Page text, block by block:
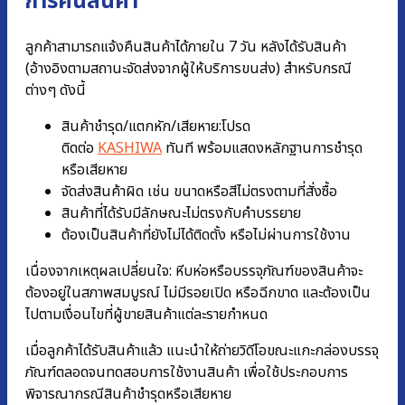
ลูกค้าสามารถแจ้งคืนสินค้าได้ภายใน 7 วัน หลังได้รับสินค้า
(อ้างอิงตามสถานะจัดส่งจากผู้ให้บริการขนส่ง) สำหรับกรณี
ต่างๆ ดังนี้
สินค้าชำรุด/แตกหัก/เสียหาย:โปรด
ติดต่อ KASHIWA ทันที พร้อมแสดงหลักฐานการชํารุด
หรือเสียหาย
จัดส่งสินค้าผิด เช่น ขนาดหรือสีไม่ตรงตามที่สั่งซื้อ
สินค้าที่ได้รับมีลักษณะไม่ตรงกับคำบรรยาย
ต้องเป็นสินค้าที่ยังไม่ได้ติดตั้ง หรือไม่ผ่านการใช้งาน
เนื่องจากเหตุผลเปลี่ยนใจ: หีบห่อหรือบรรจุภัณฑ์ของสินค้าจะ
ต้องอยู่ในสภาพสมบูรณ์ ไม่มีรอยเปิด หรือฉีกขาด และต้องเป็น
ไปตามเงื่อนไขที่ผู้ขายสินค้าแต่ละรายกำหนด
เมื่อลูกค้าได้รับสินค้าแล้ว แนะนำให้ถ่ายวิดีโอขณะแกะกล่องบรรจุ
ภัณฑ์ตลอดจนทดสอบการใช้งานสินค้า เพื่อใช้ประกอบการ
พิจารณากรณีสินค้าชำรุดหรือเสียหาย